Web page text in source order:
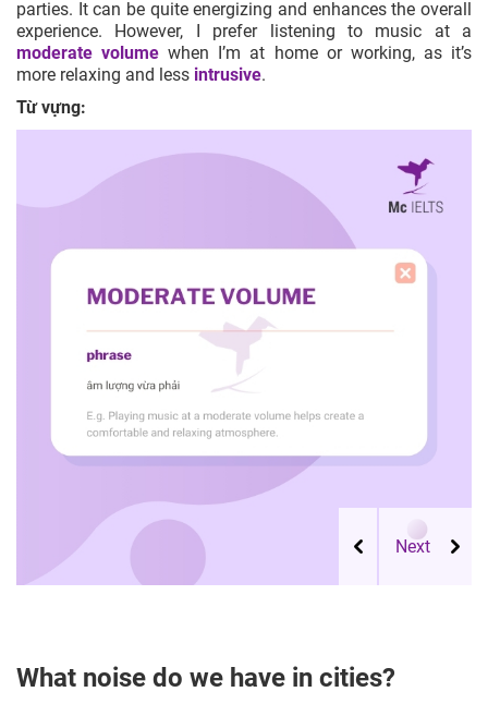
parties. It can be quite energizing and enhances the overall
experience. However, I prefer listening to music at a
moderate volume when I’m at home or working, as it’s
more relaxing and less intrusive.
Từ vựng:
What noise do we have in cities?